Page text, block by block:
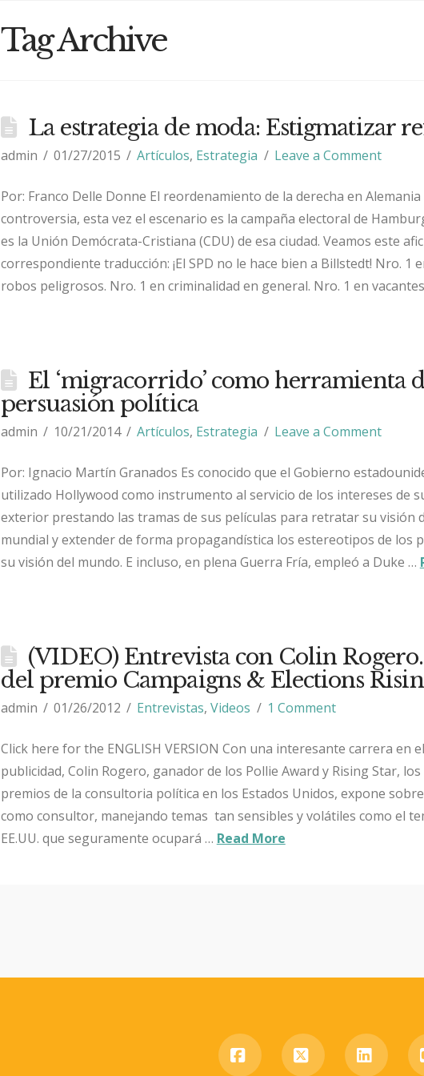
Tag Archive
La estrategia de moda: Estigmatizar
admin 01/27/2015 Artículos, Estrategia Leave a Comment
Por: Franco Delle Donne El reordenamiento de la derecha en
controversia, esta vez el escenario es la campaña electoral de
es la Unión Demócrata-Cristiana (CDU) de esa ciudad. Veamos este
correspondiente traducción: ¡El SPD no le hace bien a Billstedt! Nro. 1
robos peligrosos. Nro. 1 en criminalidad en general. Nro. 1 en
El ‘migracorrido’ como herramienta
persuasión política
admin 10/21/2014 Artículos, Estrategia Leave a Comment
Por: Ignacio Martín Granados Es conocido que el Gobierno
utilizado Hollywood como instrumento al servicio de los intereses de
exterior prestando las tramas de sus películas para retratar su visión
mundial y extender de forma propagandística los estereotipos de los
su visión del mundo. E incluso, en plena Guerra Fría, empleó a Duke …
(VIDEO) Entrevista con Colin
del premio Campaigns & Elections
admin 01/26/2012 Entrevistas,Videos 1 Comment
Click here for the ENGLISH VERSION Con una interesante carrera en
publicidad, Colin Rogero, ganador de los Pollie Award y Rising Star,
premios de la consultoria política en los Estados Unidos, expone
como consultor, manejando temas tan sensibles y volátiles como el
EE.UU. que seguramente ocupará … Read More